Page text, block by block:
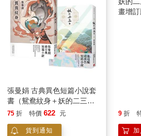
張曼娟 古典異色短篇小說套
書（鴛鴦紋身＋妖的二三
事）
75 折 特價 622 元
貨到通知
短篇
9 折